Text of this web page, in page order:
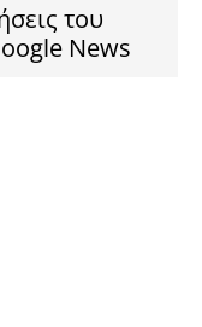
του
News